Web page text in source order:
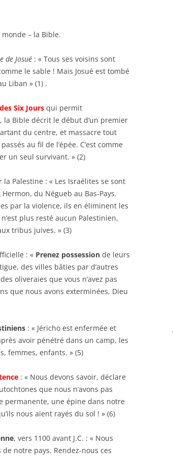
– la Bible.
de Josué : « Tous ses voisins sont
le sable ! Mais Josué est tombé
Liban » (1) .
Six Jours qui permit
la Bible décrit le début d’un premier
du centre, et massacre tout
au fil de l’épée. C’est comme
un seul survivant. » (2)
Palestine : « Les Israélites se sont
du Négueb au Bas-Pays.
par la violence, ils en éliminent les
plus resté aucun Palestinien,
tribus juives. » (3)
: « Prenez possession de leurs
des villes bâties par d’autres
oliveraies que vous n’avez pas
que nous avons exterminées, Dieu
: « Jéricho est enfermée et
avoir pénétré dans un camp, les
femmes, enfants. » (5)
: « Nous devons savoir, déclare
que nous n’avons pas
permanente, une épine dans notre
nous aient rayés du sol ! » (6)
, vers 1100 avant J.C. : « Nous
notre pays. Rendez-nous ces